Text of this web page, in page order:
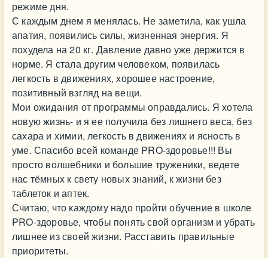
режиме дня.
С каждым днем я менялась. Не заметила, как ушла
апатия, появились силы, жизненная энергия. Я
похудела на 20 кг. Давление давно уже держится в
норме. Я стала другим человеком, появилась
легкость в движениях, хорошее настроение,
позитивный взгляд на вещи.
Мои ожидания от программы оправдались. Я хотела
новую жизнь- и я ее получила без лишнего веса, без
сахара и химии, легкость в движениях и ясность в
уме. Спасибо всей команде PRO-здоровье!!! Вы
просто волшебники и большие труженики, ведете
нас тёмных к свету новых знаний, к жизни без
таблеток и аптек.
Считаю, что каждому надо пройти обучение в школе
PRO-здоровье, чтобы понять свой организм и убрать
лишнее из своей жизни. Расставить правильные
приоритеты.